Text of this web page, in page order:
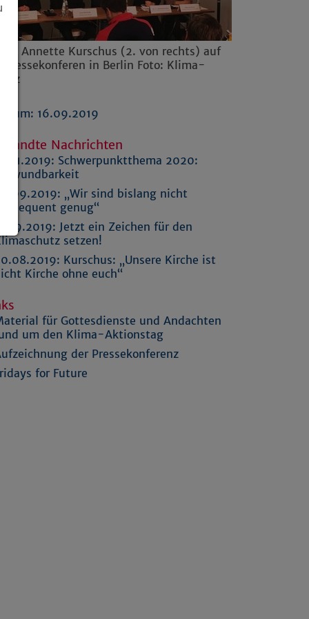
Annette Kurschus (2. von rechts) auf
Pressekonferen in Berlin Foto: Klima-
16.09.2019
Nachrichten
Schwerpunktthema 2020:
„Wir sind bislang nicht
genug“
Jetzt ein Zeichen für den
setzen!
Kurschus: „Unsere Kirche ist
Kirche ohne euch“
für Gottesdienste und Andachten
um den Klima-Aktionstag
der Pressekonferenz
for Future